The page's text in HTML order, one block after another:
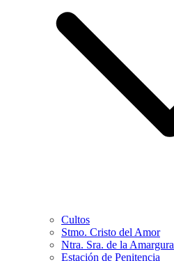
Cultos
Stmo. Cristo del Amor
Ntra. Sra. de la Amargura
Estación de Penitencia